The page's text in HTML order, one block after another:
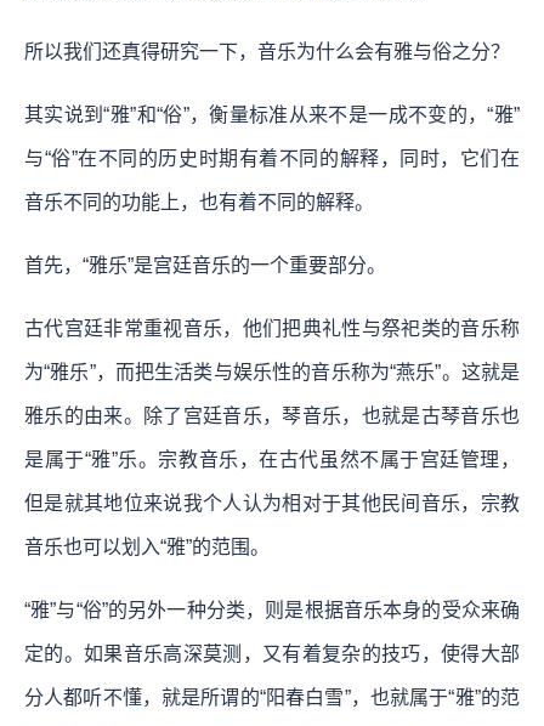
所以我们还真得研究一下，音乐为什么会有雅与俗之分？
其实说到“雅”和“俗”，衡量标准从来不是一成不变的，“雅”
与“俗”在不同的历史时期有着不同的解释，同时，它们在
音乐不同的功能上，也有着不同的解释。
首先，“雅乐”是宫廷音乐的一个重要部分。
古代宫廷非常重视音乐，他们把典礼性与祭祀类的音乐称
为“雅乐”，而把生活类与娱乐性的音乐称为“燕乐”。这就是
雅乐的由来。除了宫廷音乐，琴音乐，也就是古琴音乐也
是属于“雅”乐。宗教音乐，在古代虽然不属于宫廷管理，
但是就其地位来说我个人认为相对于其他民间音乐，宗教
音乐也可以划入“雅”的范围。
“雅”与“俗”的另外一种分类，则是根据音乐本身的受众来确
定的。如果音乐高深莫测，又有着复杂的技巧，使得大部
分人都听不懂，就是所谓的“阳春白雪”，也就属于“雅”的范